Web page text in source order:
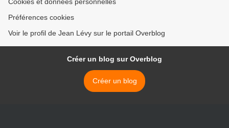
Préférences cookies
Voir le profil de Jean Lévy sur le portail Overblog
Créer un blog sur Overblog
Créer un blog